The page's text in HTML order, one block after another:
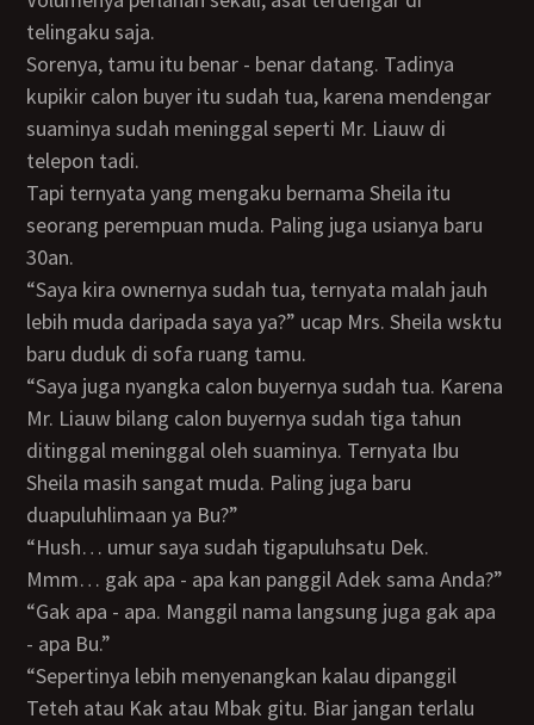
telingaku saja.
Sorenya, tamu itu benar - benar datang. Tadinya
kupikir calon buyer itu sudah tua, karena mendengar
suaminya sudah meninggal seperti Mr. Liauw di
telepon tadi.
Tapi ternyata yang mengaku bernama Sheila itu
seorang perempuan muda. Paling juga usianya baru
30an.
“Saya kira ownernya sudah tua, ternyata malah jauh
lebih muda daripada saya ya?” ucap Mrs. Sheila wsktu
baru duduk di sofa ruang tamu.
“Saya juga nyangka calon buyernya sudah tua. Karena
Mr. Liauw bilang calon buyernya sudah tiga tahun
ditinggal meninggal oleh suaminya. Ternyata Ibu
Sheila masih sangat muda. Paling juga baru
duapuluhlimaan ya Bu?”
“Hush… umur saya sudah tigapuluhsatu Dek.
Mmm… gak apa - apa kan panggil Adek sama Anda?”
“Gak apa - apa. Manggil nama langsung juga gak apa
- apa Bu.”
“Sepertinya lebih menyenangkan kalau dipanggil
Teteh atau Kak atau Mbak gitu. Biar jangan terlalu